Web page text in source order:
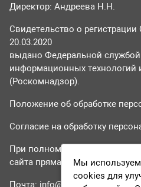
Директор: Андреева Н.Н.
Свидетельство о
20.03.2020
выдано Федеральной
информационных
(Роскомнадзор).
Положение об обработке
Согласие на обработку
При полном или частичном
сайта прямая гиперссылка на
Почта: info@tvr24.tv
Мы
cookies для